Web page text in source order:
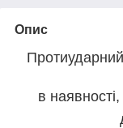
Опис
в